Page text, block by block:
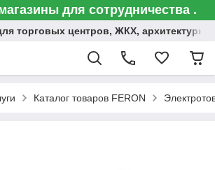
для сотрудничества .
торговых центров, ЖКХ,
Каталог товаров FERON